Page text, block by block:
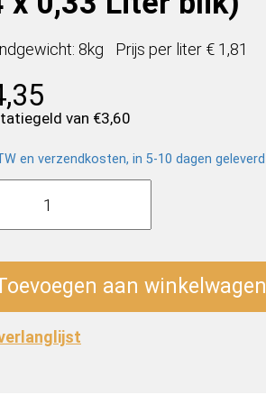
8kg Prijs per liter € 1,81
van €3,60
en verzendkosten, in 5-10 dagen geleverd
aan winkelwagen